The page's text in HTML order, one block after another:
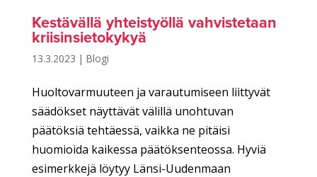
Kestävällä yhteistyöllä vahvistetaan
kriisinsietokykyä
13.3.2023 | Blogi
Huoltovarmuuteen ja varautumiseen liittyvät
säädökset näyttävät välillä unohtuvan
päätöksiä tehtäessä, vaikka ne pitäisi
huomioida kaikessa päätöksenteossa. Hyviä
esimerkkejä löytyy Länsi-Uudenmaan